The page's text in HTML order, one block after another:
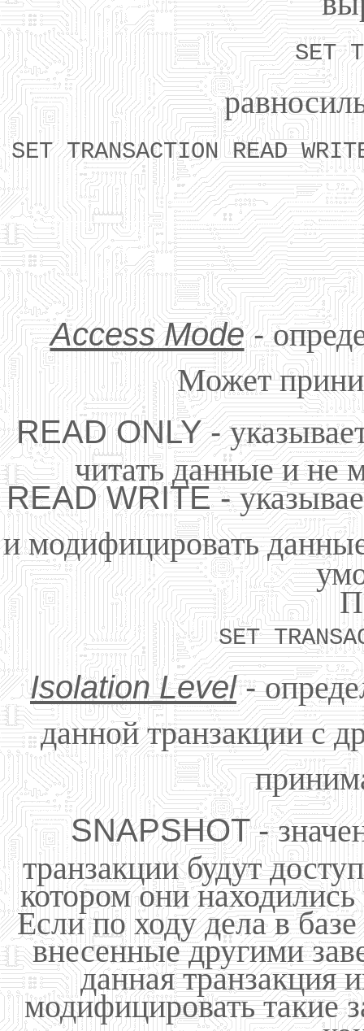
SET
SET TRANSACTION READ
Access Mode-
Может
READ ONLY -
читать данные и не
READ WRITE -
и модифицировать
SET
Isolation Level-
данной транзакции с
SNAPSHOT -
транзакции будут
котором они
Если по ходу дела в
внесенные другими
данная транзакция
модифицировать такие